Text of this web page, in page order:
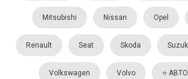
Mitsubishi Nissan Opel
Renault Seat Skoda
Volkswagen Volvo ⭐️